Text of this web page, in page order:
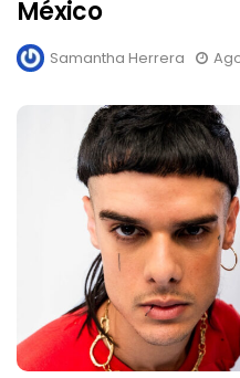
México
Samantha Herrera